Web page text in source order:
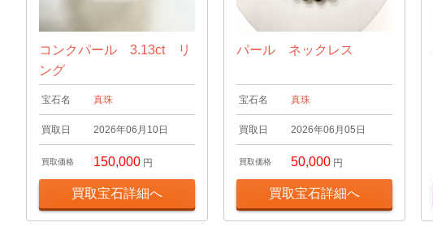
コンクパール 3.13ct リ
ング
宝石名 真珠
買取日 2026年06月10日
買取価格 150,000 円
買取宝石詳細へ
パール ネックレス
宝石名 真珠
買取日 2026年06月05日
買取価格 50,000 円
買取宝石詳細へ